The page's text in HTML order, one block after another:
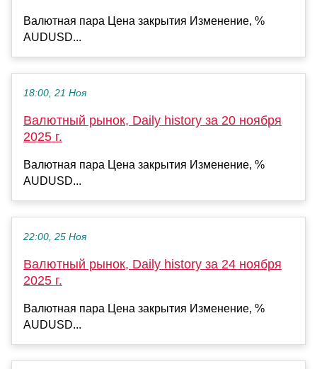
Валютная пара Цена закрытия Изменение, %
AUDUSD...
18:00, 21 Ноя
Валютный рынок, Daily history за 20 ноября
2025 г.
Валютная пара Цена закрытия Изменение, %
AUDUSD...
22:00, 25 Ноя
Валютный рынок, Daily history за 24 ноября
2025 г.
Валютная пара Цена закрытия Изменение, %
AUDUSD...